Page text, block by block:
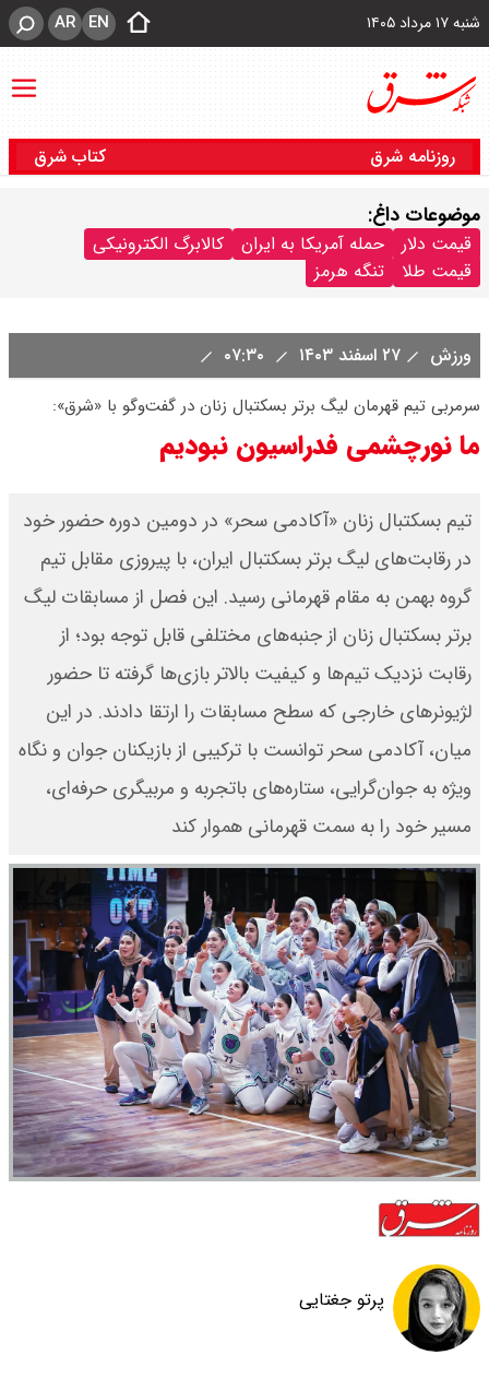
شنبه ۱۷ مرداد ۱۴۰۵ EN
AR
روزنامه شرق کتاب شرق
موضوعات داغ:
قیمت دلار حمله آمریکا به ایران
کالابرگ الکترونیکی
قیمت طلا
تنگه هرمز
ورزش ۲۷ اسفند ۱۴۰۳
سرمربی تیم قهرمان لیگ برتر بسکتبال زنان در گفت‌وگو با «شرق»:
ما نورچشمی فدراسیون نبودیم
تیم بسکتبال زنان «آکادمی سحر» در دومین دوره حضور خود
در رقابت‌های لیگ برتر بسکتبال ایران، با پیروزی مقابل تیم
گروه بهمن به مقام قهرمانی رسید. این فصل از مسابقات لیگ
برتر بسکتبال زنان از جنبه‌های مختلفی قابل توجه بود؛ از
رقابت نزدیک تیم‌ها و کیفیت بالاتر بازی‌ها گرفته تا حضور
لژیونرهای خارجی که سطح مسابقات را ارتقا دادند. در این
میان، آکادمی سحر توانست با ترکیبی از بازیکنان جوان و نگاه
ویژه به جوان‌گرایی، ستاره‌های باتجربه و مربیگری حرفه‌ای،
مسیر خود را به سمت قهرمانی هموار کند
پرتو جغتایی